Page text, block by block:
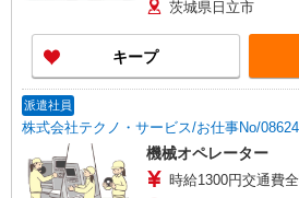
賞与：年2回（7月、12
【賃金形態】 月給制（月給
間】 あり 【試用期間の説明】 試用期間（3ヶ月）
試用期間中、条件に変
茨城県日立市
キープ
派遣社員
株式会社テクノ・サービス/お仕事No/
機械オペレーター
時給1300円交通費